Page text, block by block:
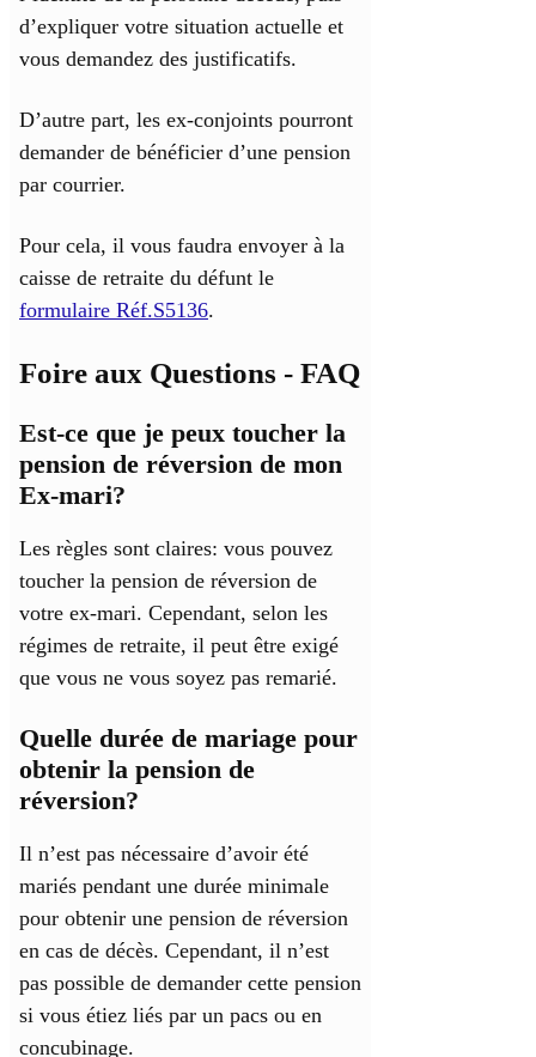
d’expliquer votre situation actuelle et
vous demandez des justificatifs.
D’autre part, les ex-conjoints pourront
demander de bénéficier d’une pension
par courrier.
Pour cela, il vous faudra envoyer à la
caisse de retraite du défunt le
formulaire Réf.S5136.
Foire aux Questions - FAQ
Est-ce que je peux toucher la
pension de réversion de mon
Ex-mari?
Les règles sont claires: vous pouvez
toucher la pension de réversion de
votre ex-mari. Cependant, selon les
régimes de retraite, il peut être exigé
que vous ne vous soyez pas remarié.
Quelle durée de mariage pour
obtenir la pension de
réversion?
Il n’est pas nécessaire d’avoir été
mariés pendant une durée minimale
pour obtenir une pension de réversion
en cas de décès. Cependant, il n’est
pas possible de demander cette pension
si vous étiez liés par un pacs ou en
concubinage.